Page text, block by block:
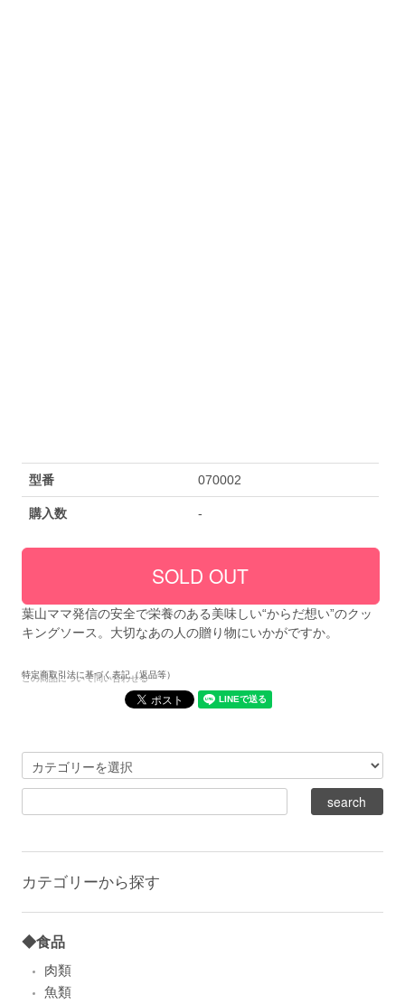
型番 070002
購入数 -
葉山ママ発信の安全で栄養のある美味しい“からだ想い”のクッ
キングソース。大切なあの人の贈り物にいかがですか。
特定商取引法に基づく表記（返品等）
この商品について問い合わせる
カテゴリーから探す
◆食品
肉類
魚類